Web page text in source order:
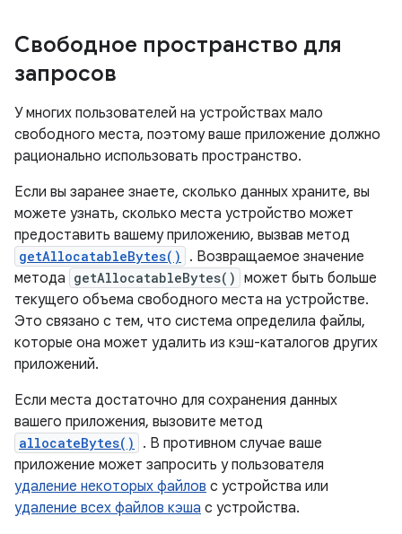
Свободное пространство для
запросов
У многих пользователей на устройствах мало
свободного места, поэтому ваше приложение должно
рационально использовать пространство.
Если вы заранее знаете, сколько данных храните, вы
можете узнать, сколько места устройство может
предоставить вашему приложению, вызвав метод
getAllocatableBytes()
. Возвращаемое значение
метода getAllocatableBytes() может быть больше
текущего объема свободного места на устройстве.
Это связано с тем, что система определила файлы,
которые она может удалить из кэш-каталогов других
приложений.
Если места достаточно для сохранения данных
вашего приложения, вызовите метод
allocateBytes()
. В противном случае ваше
приложение может запросить у пользователя
удаление некоторых файлов с устройства или
удаление всех файлов кэша с устройства.